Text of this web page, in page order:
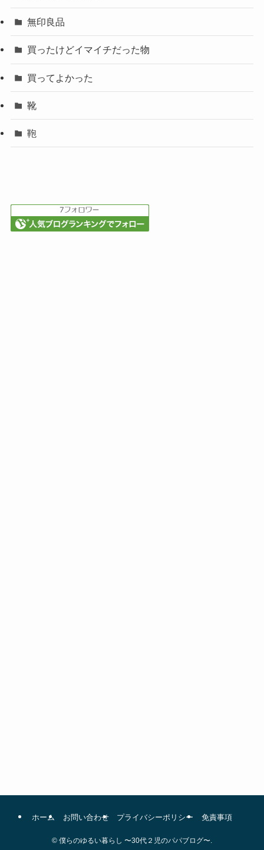
無印良品
買ったけどイマイチだった物
買ってよかった
靴
鞄
ホーム お問い合わせ プライバシーポリシー 免責事項
© 僕らのゆるい暮らし 〜30代２児のパパブログ〜.